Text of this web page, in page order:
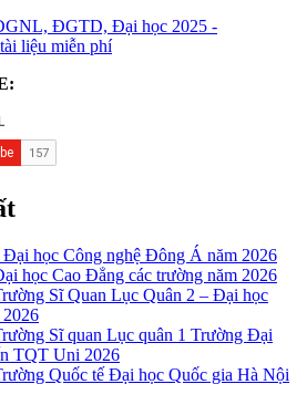
ĐGTD, Đại học 2025 -
liệu miễn phí
học Công nghệ Đông Á năm 2026
học Cao Đẳng các trường năm 2026
Sĩ Quan Lục Quân 2 – Đại học
Sĩ quan Lục quân 1 Trường Đại
TQT Uni 2026
Quốc tế Đại học Quốc gia Hà Nội